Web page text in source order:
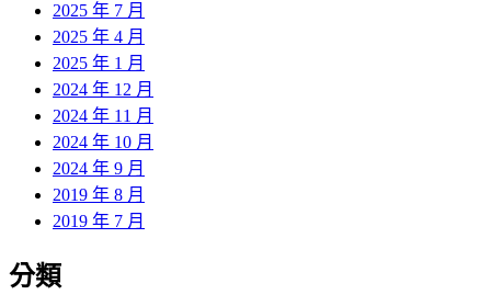
2025 年 7 月
2025 年 4 月
2025 年 1 月
2024 年 12 月
2024 年 11 月
2024 年 10 月
2024 年 9 月
2019 年 8 月
2019 年 7 月
分類